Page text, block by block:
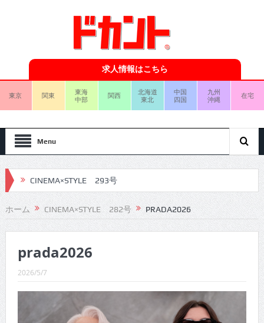
求人情報はこちら
東京 関東
東海
中部
関西
北海道
東北
中国
四国
九州
沖縄
在宅
Menu
CINEMA×STYLE 293号
CINEMA×STYLE 292号
CINEMA×STYLE 291号
CINEMA×STYLE 290号
CINEMA×STYLE 289号
CINEMA×STYLE 288号
CINEMA×STYLE 287号
ホーム CINEMA×STYLE 282号 PRADA2026
prada2026
2026/5/7